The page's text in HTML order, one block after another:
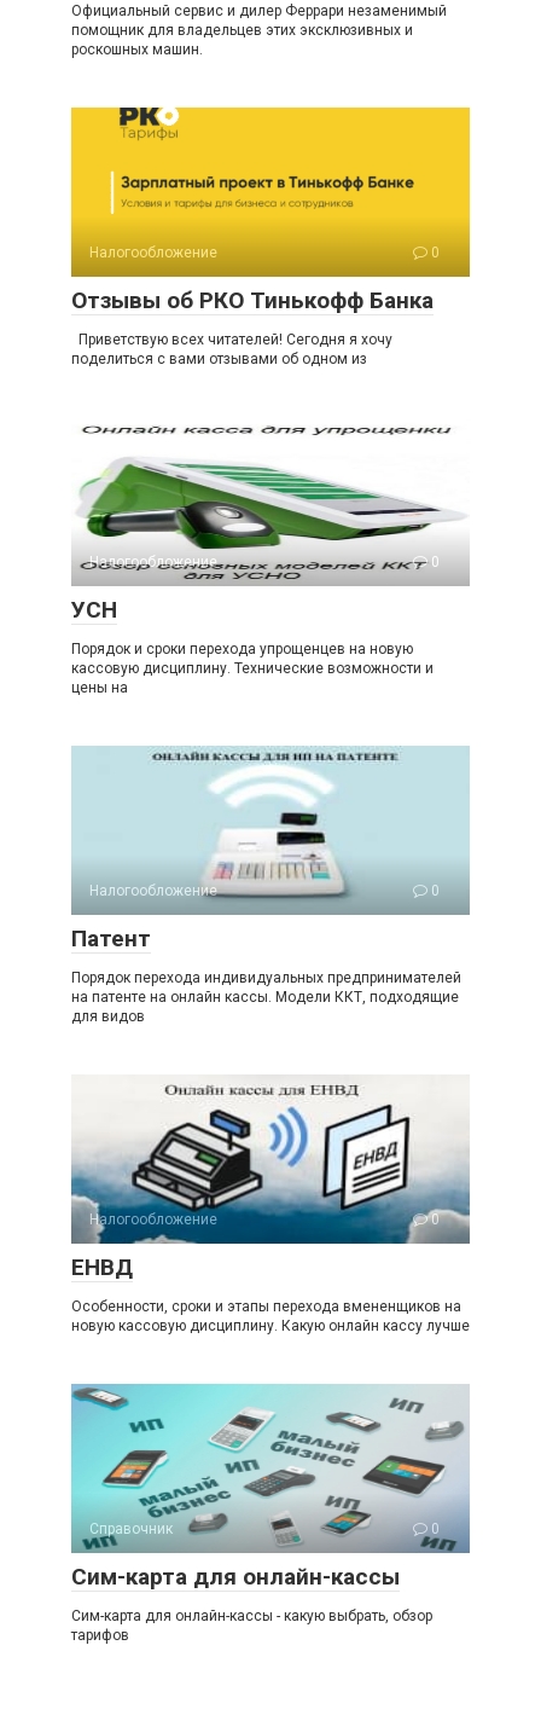
Официальный сервис и дилер Феррари незаменимый
помощник для владельцев этих эксклюзивных и
роскошных машин.
Налогообложение 0
Отзывы об РКО Тинькофф Банка
Приветствую всех читателей! Сегодня я хочу
поделиться с вами отзывами об одном из
Налогообложение 0
УСН
Порядок и сроки перехода упрощенцев на новую
кассовую дисциплину. Технические возможности и
цены на
Налогообложение 0
Патент
Порядок перехода индивидуальных предпринимателей
на патенте на онлайн кассы. Модели ККТ, подходящие
для видов
Налогообложение 0
ЕНВД
Особенности, сроки и этапы перехода вмененщиков на
новую кассовую дисциплину. Какую онлайн кассу лучше
Справочник 0
Сим-карта для онлайн-кассы
Сим-карта для онлайн-кассы - какую выбрать, обзор
тарифов